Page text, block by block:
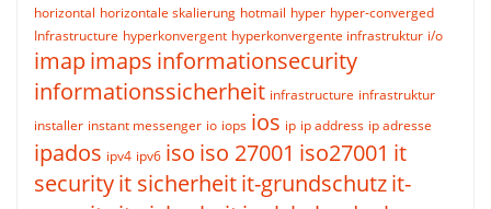
horizontal horizontale skalierung hotmail hyper hyper-converged
Infrastructure hyperkonvergent hyperkonvergente infrastruktur i/o
imapimaps informationsecurity
informationssicherheit infrastructure infrastruktur
installer instant messenger io iops ios ip ip address ip adresse
ipados ipv4 ipv6 iso iso 27001 iso27001 it
securityit sicherheitit-grundschutzit-